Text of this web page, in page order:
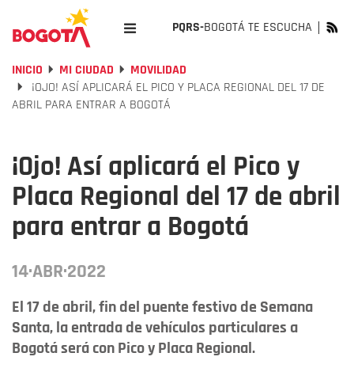
PQRS-BOGOTÁ TE ESCUCHA
INICIO MI CIUDAD
MOVILIDAD
¡OJO! ASÍ APLICARÁ EL PICO Y PLACA REGIONAL DEL 17 DE
ABRIL PARA ENTRAR A BOGOTÁ
¡Ojo! Así aplicará el Pico y
Placa Regional del 17 de abril
para entrar a Bogotá
14·ABR·2022
El 17 de abril, fin del puente festivo de Semana
Santa, la entrada de vehículos particulares a
Bogotá será con Pico y Placa Regional.